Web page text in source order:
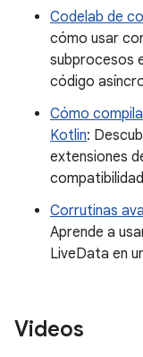
Codelab de
cómo usar
subprocesos
código
Cómo
Kotlin:
extensiones
Corrutinas
Aprende a
LiveData en
Videos